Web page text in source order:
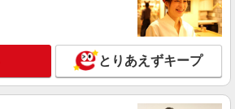
詳細を見る
とりあえずキープ